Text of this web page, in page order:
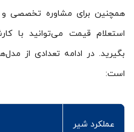
همچنین برای مشاوره تخصصی و
استعلام قیمت می‌توانید با
است:
عملکرد شیر